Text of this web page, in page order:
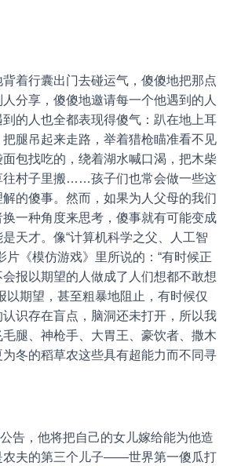
着行囊出门去碰运气，傻傻地把那点
分享，傻傻地邀请每一个他遇到的人
的人也全都表现得傻气：趴在地上耳
腿吊起来走路，举着猎枪瞄准看不见
包找吃的，绕着湖水喊口渴，把木柴
往村子里搬……孩子们也常会做一些这
的傻事。然而，如果为人父母的我们
一种角度来思考，傻事就有可能变成
天才。像“计算机科学之父、人工智
片《模仿游戏》里所说的：“有时候正
报以期望的人做成了人们想都不敢想
以期望，甚至粗暴地阻止，有时候仅
识存在盲点，脑洞还未打开，所以我
腿、神枪手、大胃王、豪饮者、撒木
冬的稻草农这些具有超能力而不同寻
告，他将把自己的女儿嫁给能为他造
农夫的第三个儿子——世界第一傻瓜打